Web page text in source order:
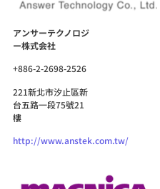
アンサーテクノロジ
ー株式会社
+886-2-2698-2526
221新北市汐止區新
台五路一段75號21
樓
http://www.anstek.com.tw/